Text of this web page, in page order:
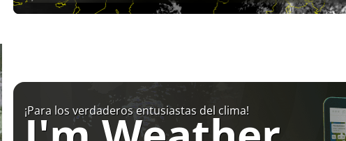
¡Para los verdaderos entusiastas del clima!